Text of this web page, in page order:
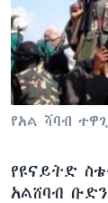
ቋንቋዎች
የአል ሻባብ
የዩናይትድ
አልሸባብ